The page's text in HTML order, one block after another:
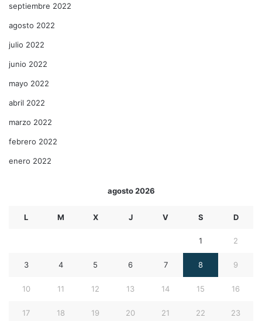
septiembre 2022
agosto 2022
julio 2022
junio 2022
mayo 2022
abril 2022
marzo 2022
febrero 2022
enero 2022
agosto 2026
L M X J V S D
1 2
3 4 5 6 7 8 9
10 11 12 13 14 15 16
17 18 19 20 21 22 23